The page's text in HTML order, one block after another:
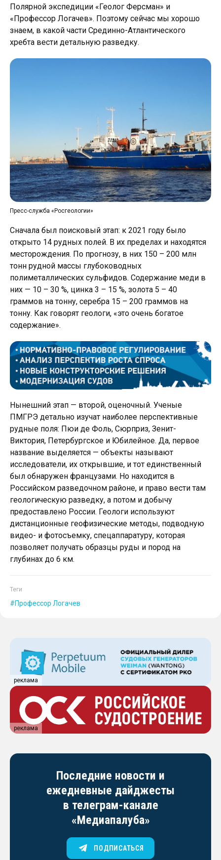
Полярной экспедиции «Геолог Ферсман» и
«Профессор Логачев». Поэтому сейчас мы хорошо
знаем, в какой части Срединно-Атлантического
хребта вести детальную разведку.
Пресс-служба «Росгеологии»
Сначала был поисковый этап: к 2021 году было
открыто 14 рудных полей. В их пределах и находятся
месторождения. По прог­нозу, в них 150 – 200 млн
тонн рудной массы глубоководных
полиметаллических сульфидов. Содержание меди в
них — 10 – 30 %, цинка 3 – 15 %, золота 5 – 40
граммов на тонну, серебра 15 – 200 граммов на
тонну. Как говорят геологи, «это очень богатое
содержание».
Нынешний этап — второй, оценочный. Ученые
ПМГРЭ детально изучат наиболее перспективные
рудные поля: Пюи де Фоль, Сюрприз, Зенит-
Виктория, Петербургское и Юбилейное. Да, первое
название выделяется — объекты называют
исследователи, их открывшие, и тот единственный
был обнаружен французами. Но находится в
Российском разведочном районе, и право вести там
геологическую разведку, а потом и добычу
предоставлено России. Геологи используют
дистанционные геофизические методы, подвод­ную
видео- и фотосъемку, спец­аппаратуру, которая
позволяет получать образцы руды и пород на
глубинах до 6 км.
Теги
Профессор Логачев
реклама
реклама
Последние новости и
ежедневные дайджесты
в телеграм-канале
«Медиапалуба»
ПОДПИСАТЬСЯ